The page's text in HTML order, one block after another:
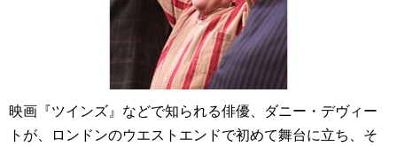
映画『ツインズ』などで知られる俳優、ダニー・デヴィー
トが、ロンドンのウエストエンドで初めて舞台に立ち、そ